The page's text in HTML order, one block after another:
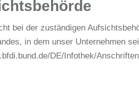
bei der zuständigen
in dem unser Unternehmen
DE/Infothek/